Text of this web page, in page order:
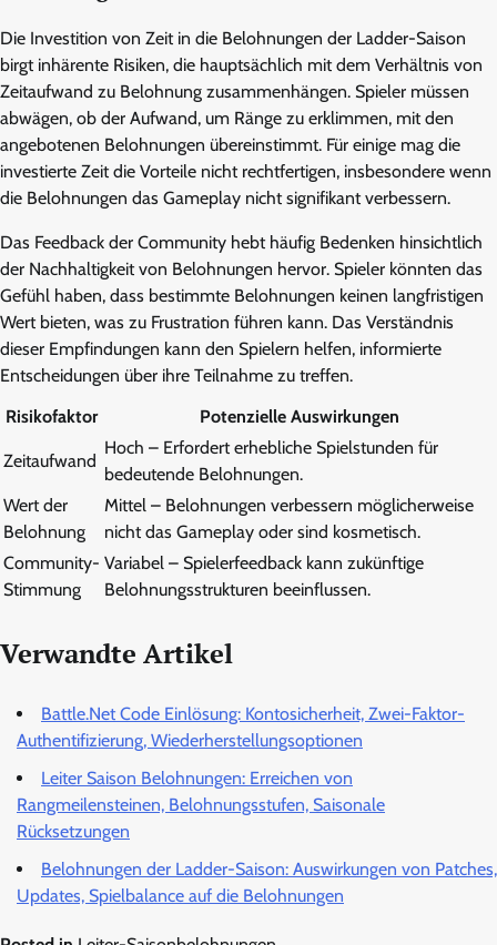
Die Investition von Zeit in die Belohnungen der Ladder-Saison
birgt inhärente Risiken, die hauptsächlich mit dem Verhältnis von
Zeitaufwand zu Belohnung zusammenhängen. Spieler müssen
abwägen, ob der Aufwand, um Ränge zu erklimmen, mit den
angebotenen Belohnungen übereinstimmt. Für einige mag die
investierte Zeit die Vorteile nicht rechtfertigen, insbesondere wenn
die Belohnungen das Gameplay nicht signifikant verbessern.
Das Feedback der Community hebt häufig Bedenken hinsichtlich
der Nachhaltigkeit von Belohnungen hervor. Spieler könnten das
Gefühl haben, dass bestimmte Belohnungen keinen langfristigen
Wert bieten, was zu Frustration führen kann. Das Verständnis
dieser Empfindungen kann den Spielern helfen, informierte
Entscheidungen über ihre Teilnahme zu treffen.
Risikofaktor
Potenzielle Auswirkungen
Zeitaufwand
Hoch – Erfordert erhebliche Spielstunden für
bedeutende Belohnungen.
Wert der
Belohnung
Mittel – Belohnungen verbessern möglicherweise
nicht das Gameplay oder sind kosmetisch.
Community-
Stimmung
Variabel – Spielerfeedback kann zukünftige
Belohnungsstrukturen beeinflussen.
Verwandte Artikel
Battle.Net Code Einlösung: Kontosicherheit, Zwei-Faktor-
Authentifizierung, Wiederherstellungsoptionen
Leiter Saison Belohnungen: Erreichen von
Rangmeilensteinen, Belohnungsstufen, Saisonale
Rücksetzungen
Belohnungen der Ladder-Saison: Auswirkungen von Patches,
Updates, Spielbalance auf die Belohnungen